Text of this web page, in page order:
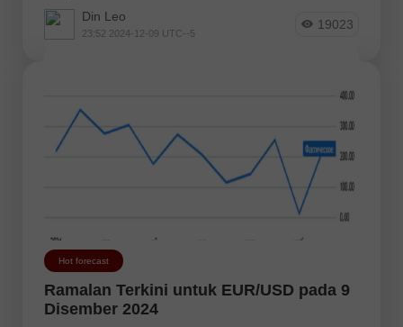
Din Leo
23:52 2024-12-09 UTC--5
19023
Hot forecast
Ramalan Terkini untuk EUR/USD pada 9
Disember 2024